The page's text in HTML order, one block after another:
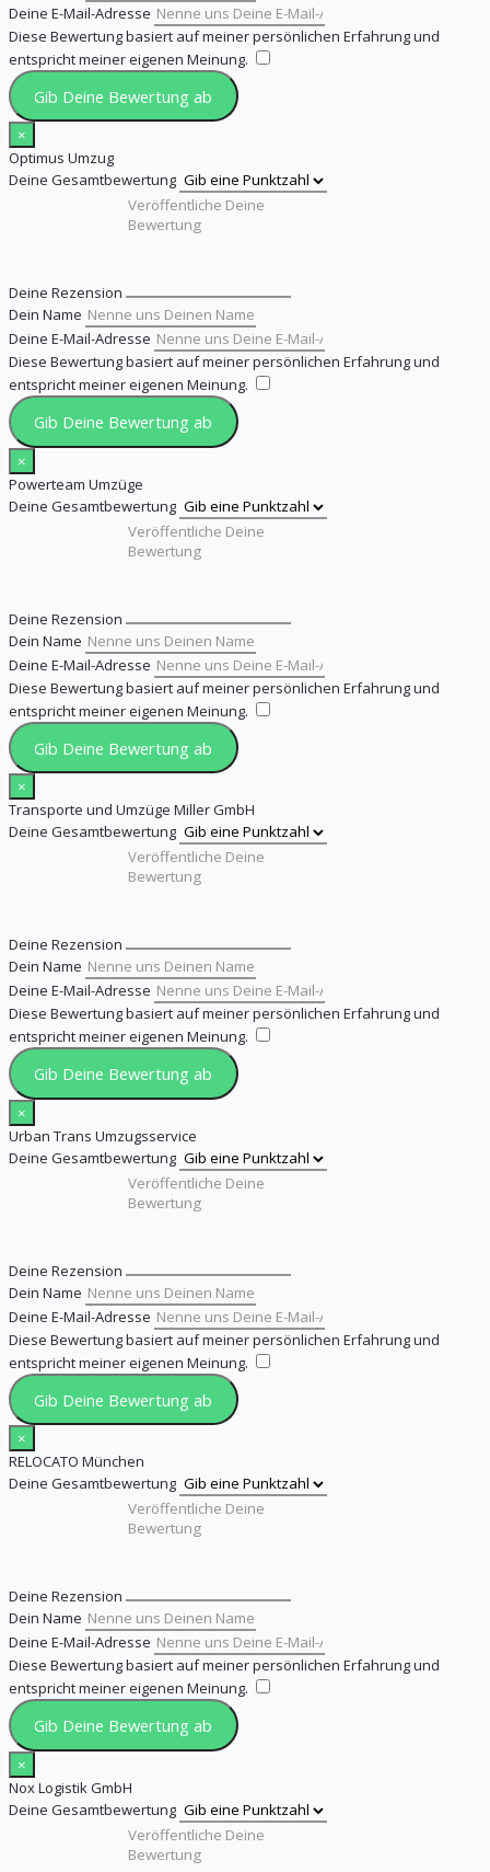
Deine E-Mail-Adresse
Diese Bewertung basiert auf meiner persönlichen Erfahrung und
entspricht meiner eigenen Meinung.
Gib Deine Bewertung ab
×
Optimus Umzug
Deine Gesamtbewertung
Deine Rezension
Dein Name
Deine E-Mail-Adresse
Diese Bewertung basiert auf meiner persönlichen Erfahrung und
entspricht meiner eigenen Meinung.
Gib Deine Bewertung ab
×
Powerteam Umzüge
Deine Gesamtbewertung
Deine Rezension
Dein Name
Deine E-Mail-Adresse
Diese Bewertung basiert auf meiner persönlichen Erfahrung und
entspricht meiner eigenen Meinung.
Gib Deine Bewertung ab
×
Transporte und Umzüge Miller GmbH
Deine Gesamtbewertung
Deine Rezension
Dein Name
Deine E-Mail-Adresse
Diese Bewertung basiert auf meiner persönlichen Erfahrung und
entspricht meiner eigenen Meinung.
Gib Deine Bewertung ab
×
Urban Trans Umzugsservice
Deine Gesamtbewertung
Deine Rezension
Dein Name
Deine E-Mail-Adresse
Diese Bewertung basiert auf meiner persönlichen Erfahrung und
entspricht meiner eigenen Meinung.
Gib Deine Bewertung ab
×
RELOCATO München
Deine Gesamtbewertung
Deine Rezension
Dein Name
Deine E-Mail-Adresse
Diese Bewertung basiert auf meiner persönlichen Erfahrung und
entspricht meiner eigenen Meinung.
Gib Deine Bewertung ab
×
Nox Logistik GmbH
Deine Gesamtbewertung